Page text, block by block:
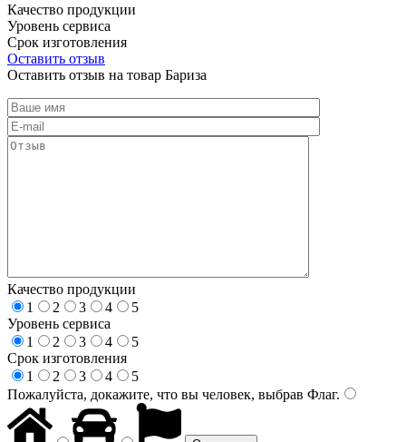
Качество продукции
Уровень сервиса
Срок изготовления
Оставить отзыв
Оставить отзыв на товар Бариза
Качество продукции
1
2 3 4
5
Уровень сервиса
1
2 3 4
5
Срок изготовления
1
2 3 4
5
Пожалуйста, докажите, что вы человек, выбрав Флаг.